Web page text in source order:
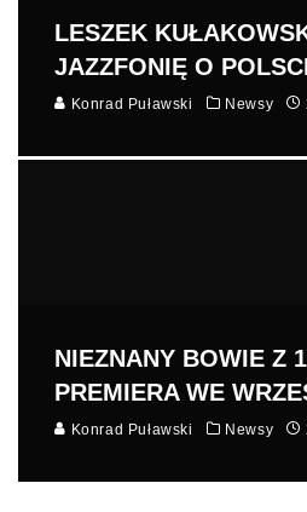
LESZEK
JAZZFONIĘ O
Konrad Puławski Newsy
NIEZNANY BOWIE Z
PREMIERA WE
Konrad Puławski Newsy